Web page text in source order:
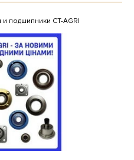
подшипники CT-AGRI